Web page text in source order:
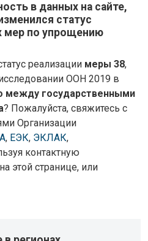
в данных на сайте,
статус
мер по упрощению
реализации меры 38,
ООН 2019 в
между государственными
? Пожалуйста, свяжитесь с
Организации
, ЕЭК, ЭКЛАК,
контактную
этой странице, или